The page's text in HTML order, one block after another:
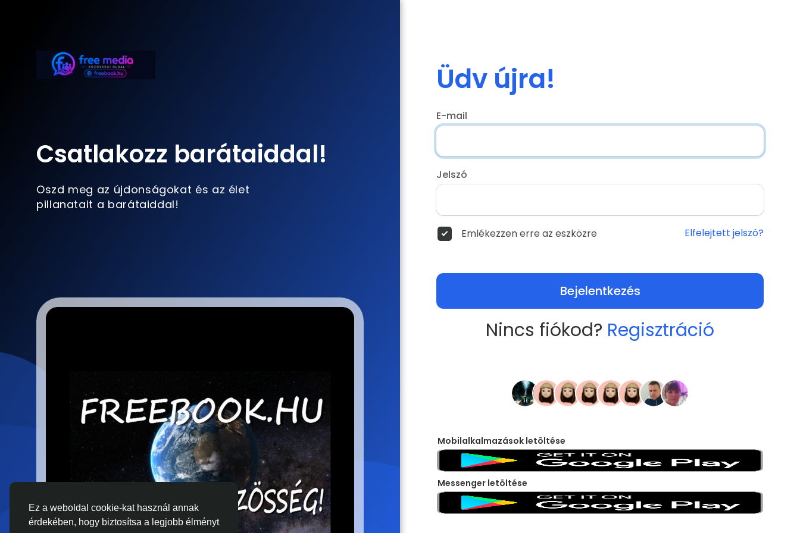
Ez a weboldal cookie-kat használ annak
érdekében, hogy biztosítsa a legjobb élményt
Csatlakozz barátaiddal!
Oszd meg az újdonságokat és az élet
pillanatait a barátaiddal!
Üdv újra!
E-mail
Jelszó
Emlékezzen erre az eszközre Elfelejtett jelszó?
Bejelentkezés
Nincs fiókod? Regisztráció
Mobilalkalmazások letöltése
Messenger letöltése